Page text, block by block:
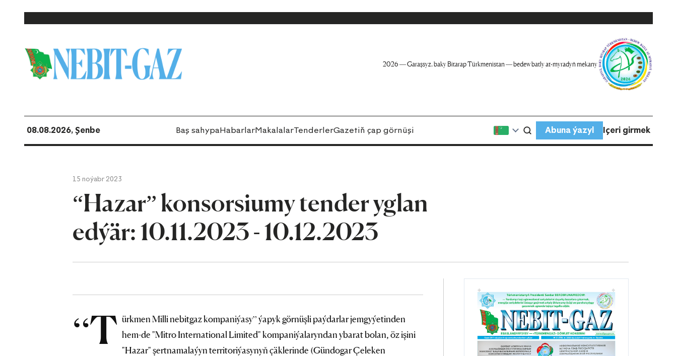
2026 — Garaşsyz, baky Bitarap Türkmenistan — bedew batly at-myradyň mekany
08.08.2026, Şenbe Baş sahypaHabarlarMakalalarTenderlerGazetiň çap görnüşi Abuna ýazyl Içeri girmek
15 noýabr 2023
“Hazar” konsorsiumy tender yglan
edýär: 10.11.2023 - 10.12.2023
“T ürkmen Milli nebitgaz kompaniýasy” ýapyk görnüşli paýdarlar jemgyýetinden
hem-de "Mitro International Limited" kompaniýalaryndan ybarat bolan, öz işini
"Hazar" şertnamalaýyn territoriýasynyň çäklerinde (Gündogar Çeleken